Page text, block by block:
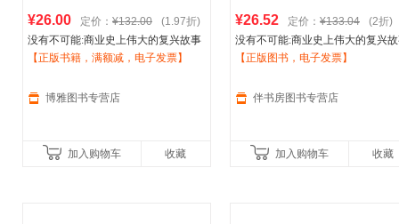
¥26.00 定价： ¥132.00
(1.97折)
没有不可能:商业史上伟大的复兴故事
—再造阿迪达斯
【正版书籍，满额减，电子发票】
博雅图书专营店
加入购物车 收藏
¥26.52 定价： ¥133.04
(2折)
没有不可能:商业史上伟大的复兴
—再造 阿迪达斯【正版】
【正版图书，电子发票】
伴书房图书专营店
加入购物车 收藏